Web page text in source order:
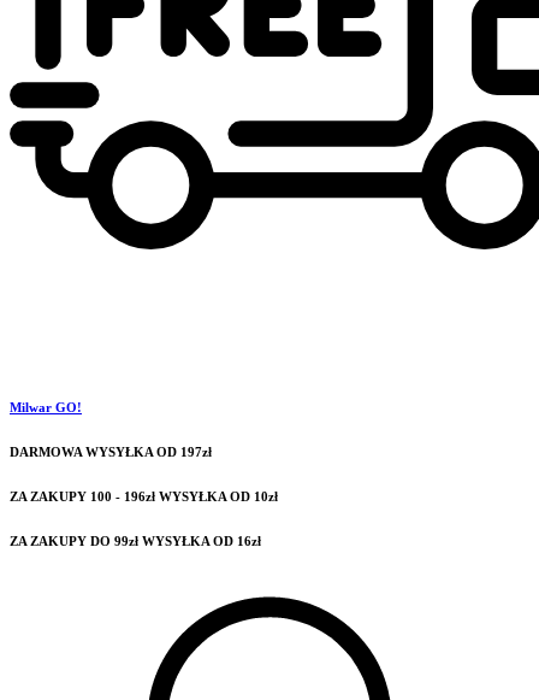
Milwar GO!
DARMOWA WYSYŁKA OD 197zł
ZA ZAKUPY 100 - 196zł WYSYŁKA OD 10zł
ZA ZAKUPY DO 99zł WYSYŁKA OD 16zł